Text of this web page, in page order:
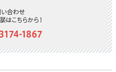
イからゴルファーを救う、魔法
ッグにあるかないかで、その1日の
ってきます。』
ア契約プロもバッグに入れたいと
で窮地を脱していきましょう！